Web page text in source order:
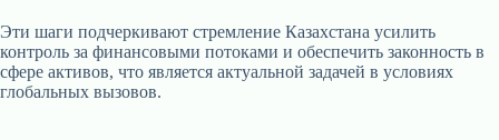
Эти шаги подчеркивают стремление Казахстана усилить
контроль за финансовыми потоками и обеспечить законность в
сфере активов, что является актуальной задачей в условиях
глобальных вызовов.